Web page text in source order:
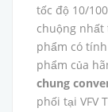
tốc độ 10/
chuộng
phẩm có
phẩm của
chung
phối tại VFV